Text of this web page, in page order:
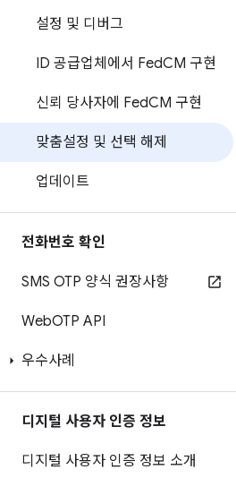
설정 및 디버그
ID 공급업체에서 FedCM 구현
신뢰 당사자에 FedCM 구현
맞춤설정 및 선택 해제
업데이트
전화번호 확인
SMS OTP 양식 권장사항
WebOTP API
우수사례
디지털 사용자 인증 정보
디지털 사용자 인증 정보 소개